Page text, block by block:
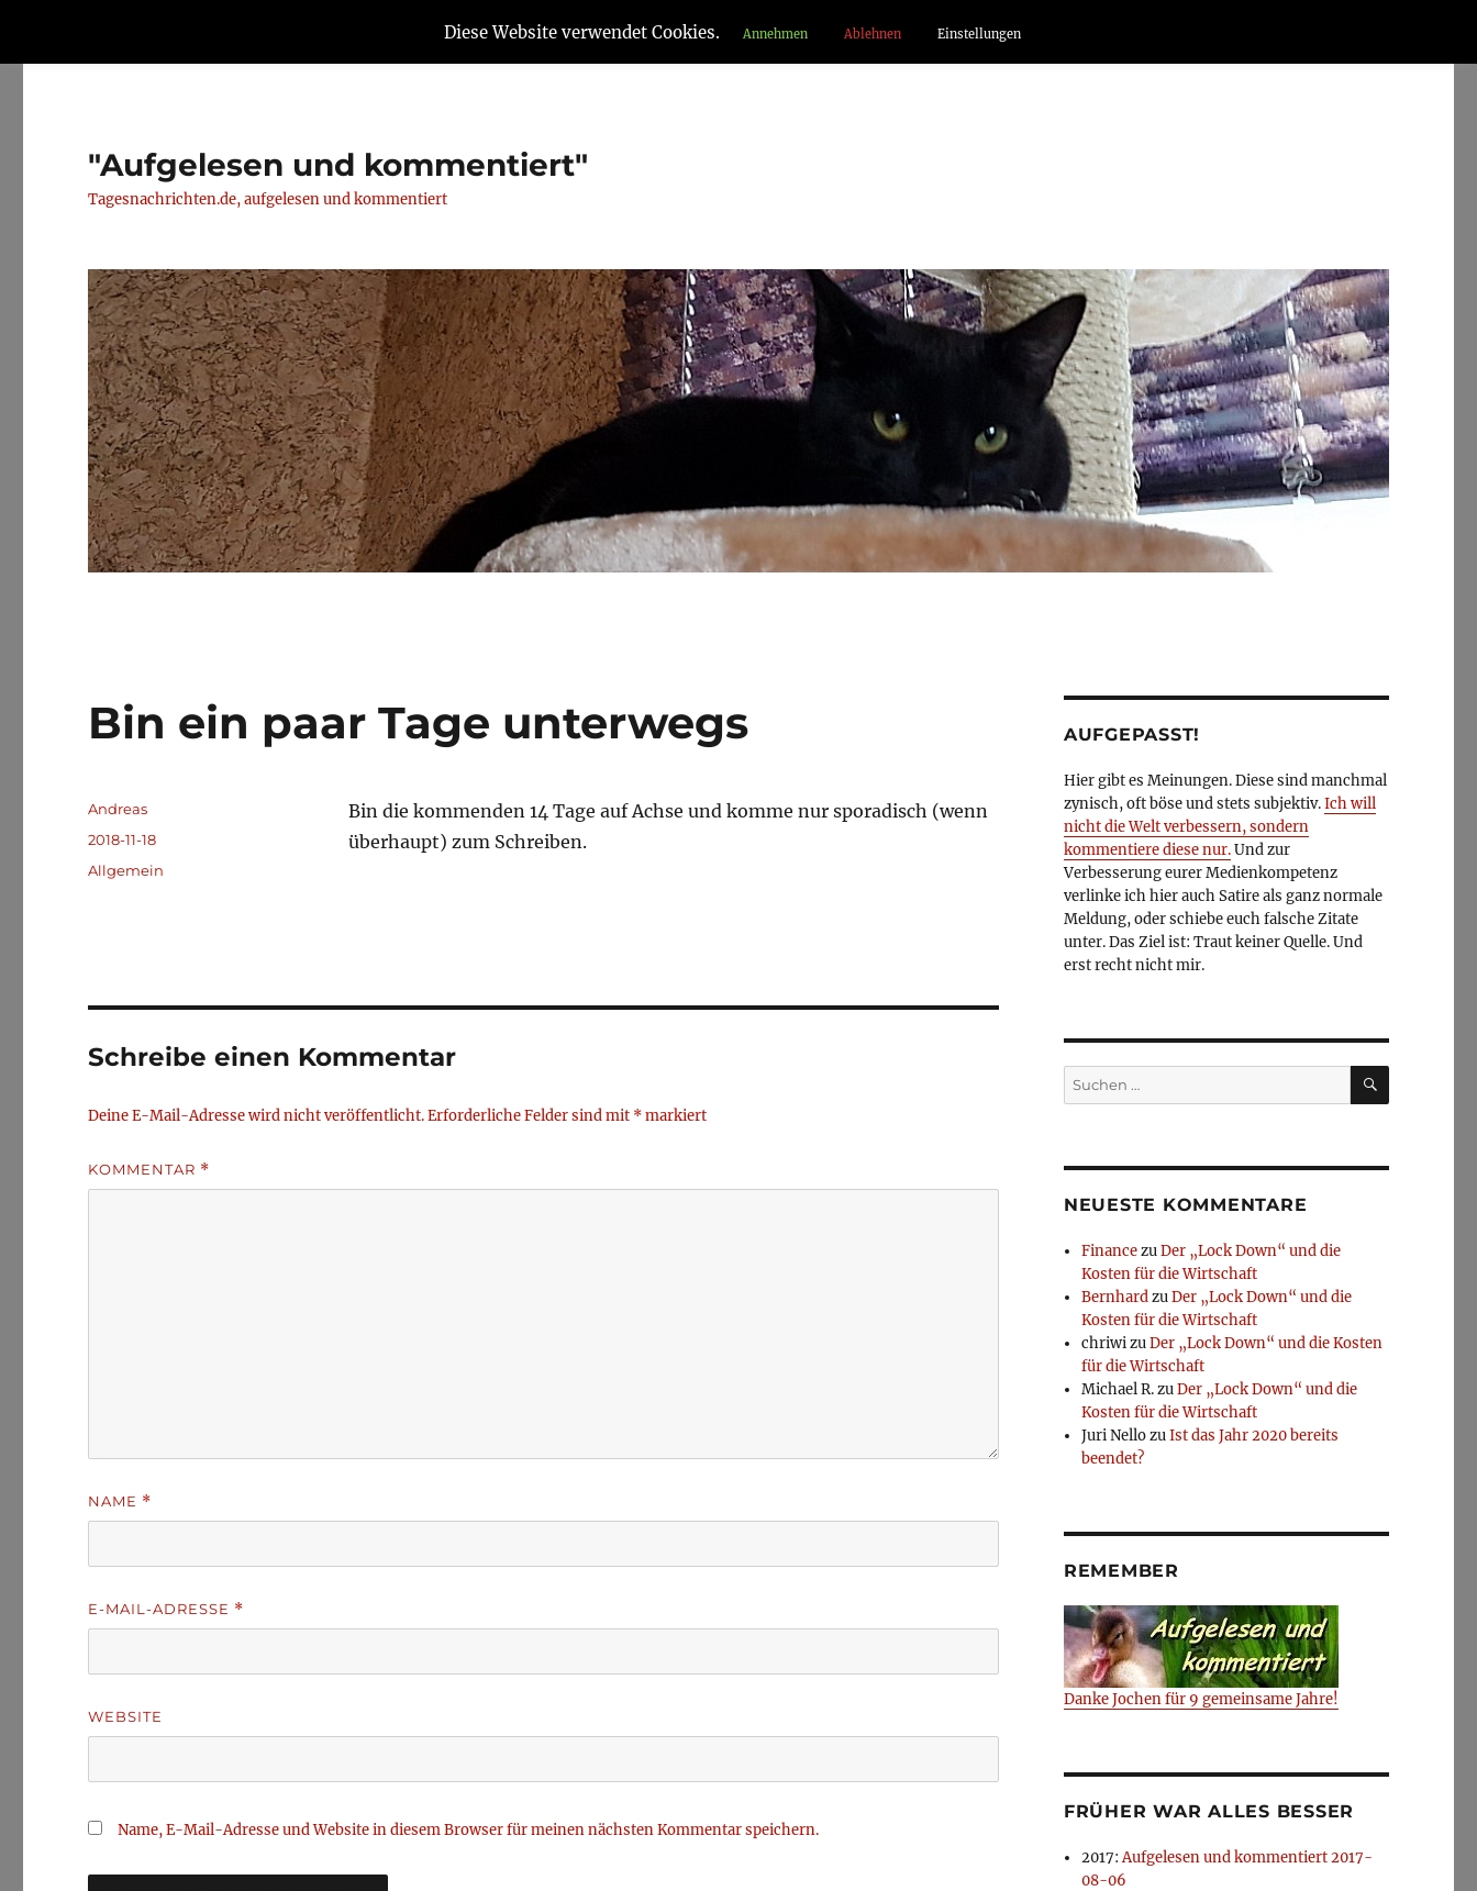
"Aufgelesen und kommentiert"
Tagesnachrichten.de, aufgelesen und kommentiert
Bin ein paar Tage unterwegs
Bin die kommenden 14 Tage auf Achse und komme nur sporadisch (wenn
überhaupt) zum Schreiben.
Autor
Andreas
Veröffentlicht
am
2018-11-18
Kategorien
Allgemein
Schreibe einen Kommentar
Deine E-Mail-Adresse wird nicht veröffentlicht.Erforderliche Felder sind mit *markiert
KOMMENTAR *
NAME *
E-MAIL-ADRESSE *
WEBSITE
Name, E-Mail-Adresse und Website in diesem Browser für meinen nächsten Kommentar speichern.
AUFGEPASST!
Hier gibt es Meinungen. Diese sind manchmal
zynisch, oft böse und stets subjektiv.Ich will
nicht die Welt verbessern, sondern
kommentiere diese nur.Und zur
Verbesserung eurer Medienkompetenz
verlinke ich hier auch Satire als ganz normale
Meldung, oder schiebe euch falsche Zitate
unter. Das Ziel ist: Traut keiner Quelle. Und
erst recht nicht mir.
Suchen
nach:
SUCHEN
NEUESTE KOMMENTARE
FinancezuDer „Lock Down“ und die
Kosten für die Wirtschaft
BernhardzuDer „Lock Down“ und die
Kosten für die Wirtschaft
chriwizuDer „Lock Down“ und die Kosten
für die Wirtschaft
Michael R.zuDer „Lock Down“ und die
Kosten für die Wirtschaft
Juri NellozuIst das Jahr 2020 bereits
beendet?
REMEMBER
Danke Jochen für 9 gemeinsame Jahre!
FRÜHER WAR ALLES BESSER
2017:Aufgelesen und kommentiert 2017-
08-06
Diese Website verwendet Cookies. Annehmen Ablehnen Einstellungen